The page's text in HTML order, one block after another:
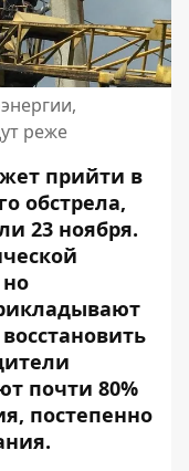
реже
прийти в
обстрела,
23 ноября.
но
почти 80%
постепенно